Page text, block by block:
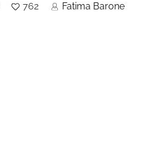
762 Fatima Barone